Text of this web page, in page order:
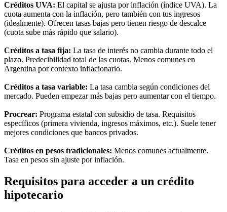
Créditos UVA: El capital se ajusta por inflación (índice UVA). La
cuota aumenta con la inflación, pero también con tus ingresos
(idealmente). Ofrecen tasas bajas pero tienen riesgo de descalce
(cuota sube más rápido que salario).
Créditos a tasa fija: La tasa de interés no cambia durante todo el
plazo. Predecibilidad total de las cuotas. Menos comunes en
Argentina por contexto inflacionario.
Créditos a tasa variable: La tasa cambia según condiciones del
mercado. Pueden empezar más bajas pero aumentar con el tiempo.
Procrear: Programa estatal con subsidio de tasa. Requisitos
específicos (primera vivienda, ingresos máximos, etc.). Suele tener
mejores condiciones que bancos privados.
Créditos en pesos tradicionales: Menos comunes actualmente.
Tasa en pesos sin ajuste por inflación.
Requisitos para acceder a un crédito
hipotecario